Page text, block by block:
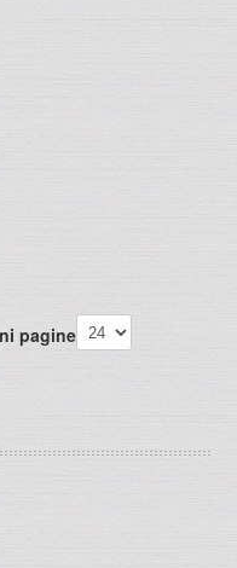
pagine